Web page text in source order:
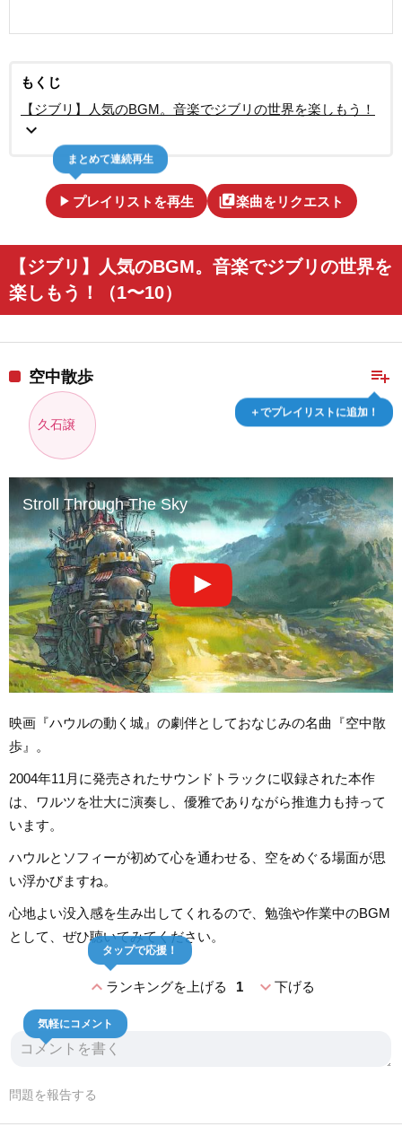
もくじ
【ジブリ】人気のBGM。音楽でジブリの世界を楽しもう！
expand_more
play_arrow プレイリストを再生
まとめて連続再生
library_music楽曲をリクエスト
【ジブリ】人気のBGM。音楽でジブリの世界を
楽しもう！（1〜10）
playlist_add
＋でプレイリストに追加！
空中散歩
久石譲
Stroll Through The Sky
映画『ハウルの動く城』の劇伴としておなじみの名曲『空中散
歩』。
2004年11月に発売されたサウンドトラックに収録された本作
は、ワルツを壮大に演奏し、優雅でありながら推進力も持って
います。
ハウルとソフィーが初めて心を通わせる、空をめぐる場面が思
い浮かびますね。
心地よい没入感を生み出してくれるので、勉強や作業中のBGM
として、ぜひ聴いてみてください。
expand_lessランキングを上げる 1
タップで応援！
expand_more下げる
気軽にコメント
問題を報告する